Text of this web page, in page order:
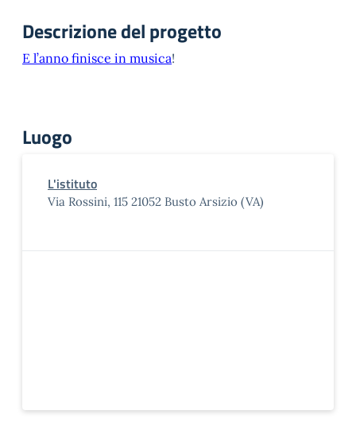
Descrizione del progetto
E l’anno finisce in musica!
Luogo
L'istituto
Via Rossini, 115 21052 Busto Arsizio (VA)